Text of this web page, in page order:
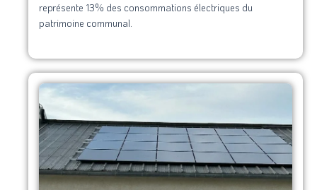
représente 13% des consommations électriques du
patrimoine communal.